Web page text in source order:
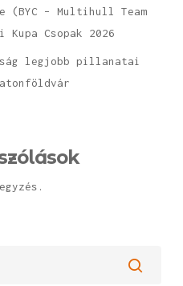
(BYC – Multihull Team
Csopak 2026
legjobb pillanatai